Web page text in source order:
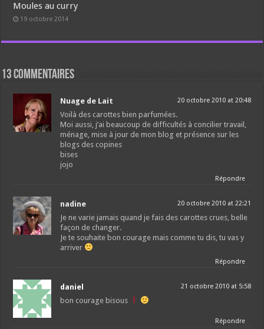
Moules au curry
19 octobre 2014
13 commentaires
Nuage de Lait 20 octobre 2010 at 20:48
Voilà des carottes bien parfumées.
Moi aussi, j’ai beaucoup de difficultés à concilier travail,
ménage, mise à jour de mon blog et présence sur les
blogs des copines
bises
jojo
Répondre
nadine 20 octobre 2010 at 22:21
Je ne varie jamais quand je fais des carottes crues, belle
façon de changer.
Je te souhaite bon courage mais comme tu dis, tu vas y
arriver
Répondre
daniel 21 octobre 2010 at 5:58
bon courage bisous
Répondre